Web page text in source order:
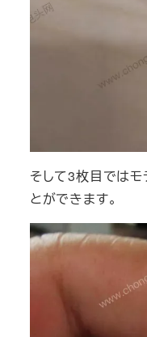
そして3枚目では
とができます。